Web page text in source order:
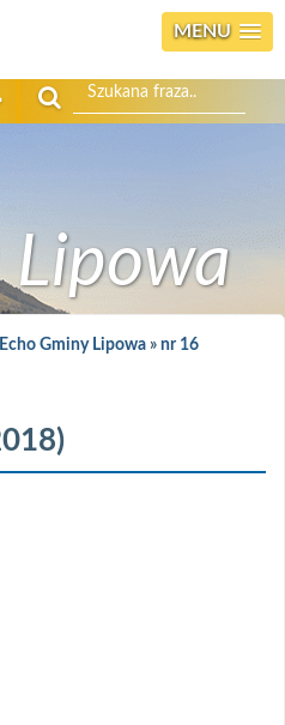
MENU
Szukaj
Lipowa
Echo Gminy Lipowa » nr 16